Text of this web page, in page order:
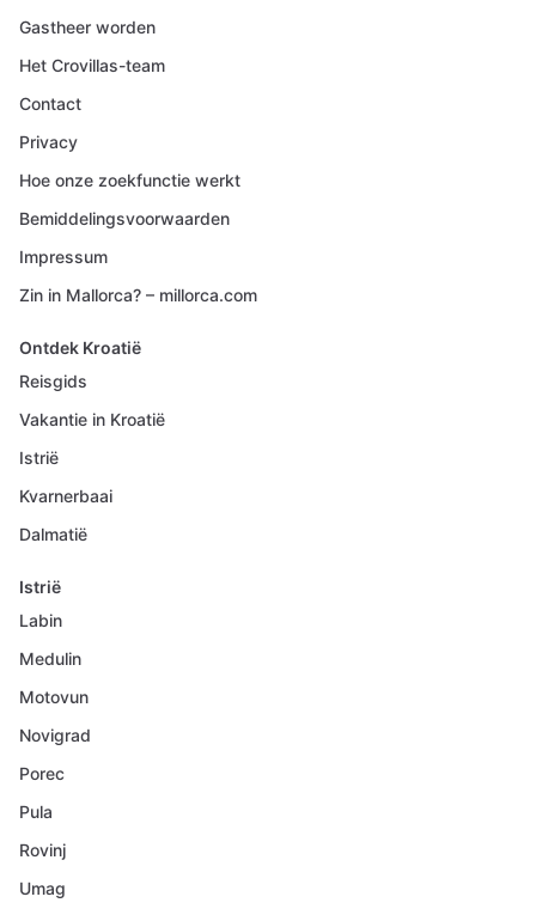
Gastheer worden
Het Crovillas-team
Contact
Privacy
Hoe onze zoekfunctie werkt
Bemiddelingsvoorwaarden
Impressum
Zin in Mallorca? – millorca.com
Ontdek Kroatië
Reisgids
Vakantie in Kroatië
Istrië
Kvarnerbaai
Dalmatië
Istrië
Labin
Medulin
Motovun
Novigrad
Porec
Pula
Rovinj
Umag